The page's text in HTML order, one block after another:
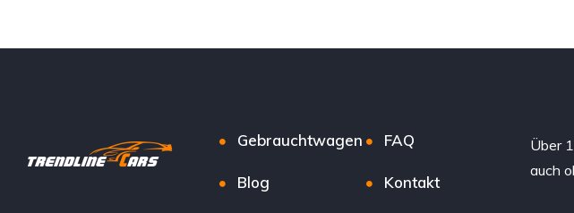
Gebrauchtwagen FAQ
Blog Kontakt
Über
auch